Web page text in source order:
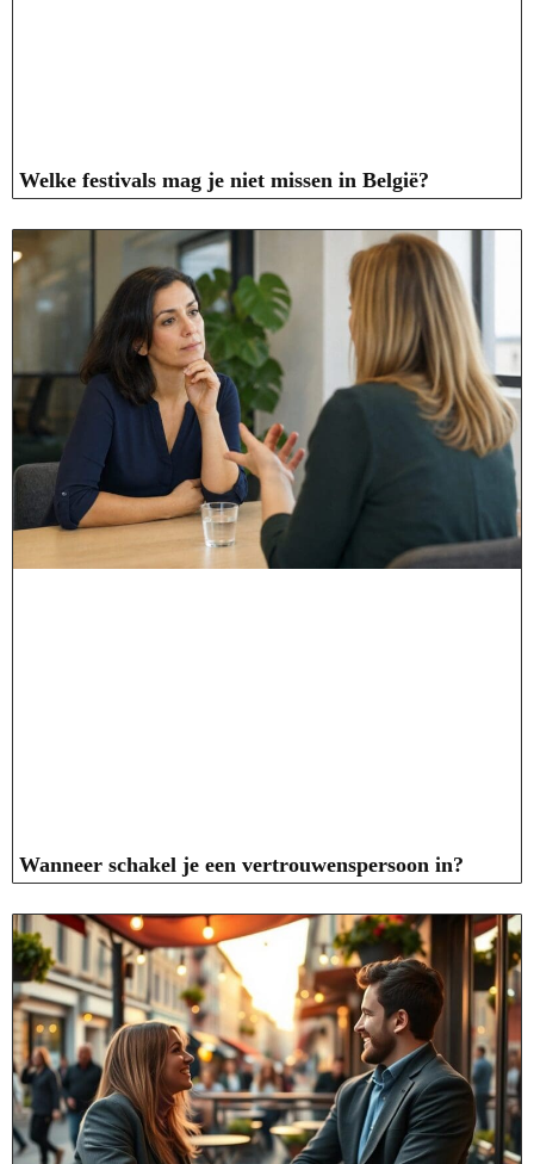
Welke festivals mag je niet missen in België?
Wanneer schakel je een vertrouwenspersoon in?